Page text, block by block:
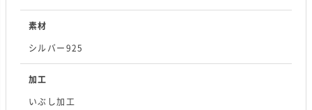
素材
シルバー925
加工
いぶし加工